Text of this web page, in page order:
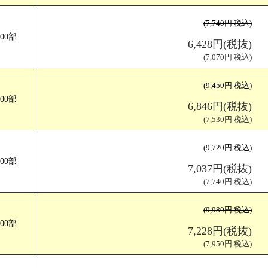
部
(7,740円 税込)
6,428円(税抜)
(7,070円 税込)
部
(9,450円 税込)
6,846円(税抜)
(7,530円 税込)
部
(9,720円 税込)
7,037円(税抜)
(7,740円 税込)
部
(9,980円 税込)
7,228円(税抜)
(7,950円 税込)